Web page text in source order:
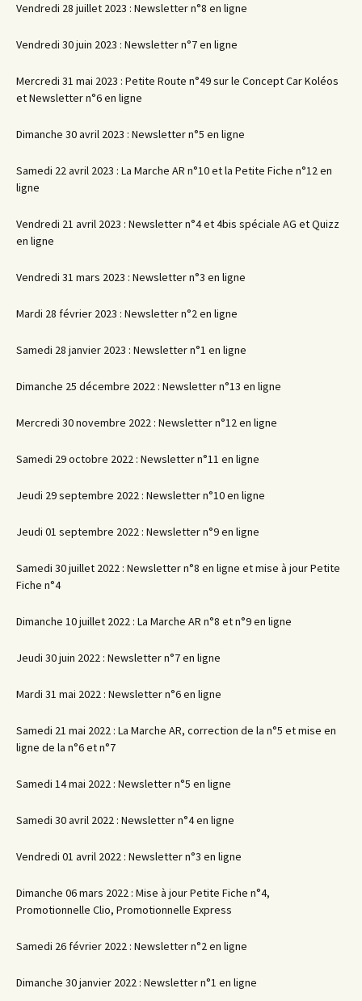
Vendredi 28 juillet 2023 : Newsletter n°8 en ligne
Vendredi 30 juin 2023 : Newsletter n°7 en ligne
Mercredi 31 mai 2023 : Petite Route n°49 sur le Concept Car Koléos
et Newsletter n°6 en ligne
Dimanche 30 avril 2023 : Newsletter n°5 en ligne
Samedi 22 avril 2023 : La Marche AR n°10 et la Petite Fiche n°12 en
ligne
Vendredi 21 avril 2023 : Newsletter n°4 et 4bis spéciale AG et Quizz
en ligne
Vendredi 31 mars 2023 : Newsletter n°3 en ligne
Mardi 28 février 2023 : Newsletter n°2 en ligne
Samedi 28 janvier 2023 : Newsletter n°1 en ligne
Dimanche 25 décembre 2022 : Newsletter n°13 en ligne
Mercredi 30 novembre 2022 : Newsletter n°12 en ligne
Samedi 29 octobre 2022 : Newsletter n°11 en ligne
Jeudi 29 septembre 2022 : Newsletter n°10 en ligne
Jeudi 01 septembre 2022 : Newsletter n°9 en ligne
Samedi 30 juillet 2022 : Newsletter n°8 en ligne et mise à jour Petite
Fiche n°4
Dimanche 10 juillet 2022 : La Marche AR n°8 et n°9 en ligne
Jeudi 30 juin 2022 : Newsletter n°7 en ligne
Mardi 31 mai 2022 : Newsletter n°6 en ligne
Samedi 21 mai 2022 : La Marche AR, correction de la n°5 et mise en
ligne de la n°6 et n°7
Samedi 14 mai 2022 : Newsletter n°5 en ligne
Samedi 30 avril 2022 : Newsletter n°4 en ligne
Vendredi 01 avril 2022 : Newsletter n°3 en ligne
Dimanche 06 mars 2022 : Mise à jour Petite Fiche n°4,
Promotionnelle Clio, Promotionnelle Express
Samedi 26 février 2022 : Newsletter n°2 en ligne
Dimanche 30 janvier 2022 : Newsletter n°1 en ligne